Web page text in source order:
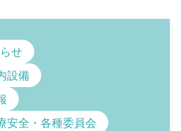
せ
設備
安全・各種委員会